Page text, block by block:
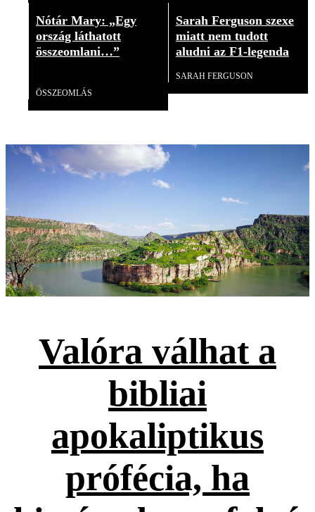
Nótár Mary: „Egy
ország láthatott
összeomlani…”
ÖSSZEOMLÁS
Sarah Ferguson szexe
miatt nem tudott
aludni az F1-legenda
SARAH FERGUSON
Valóra válhat a
bibliai
apokaliptikus
prófécia, ha